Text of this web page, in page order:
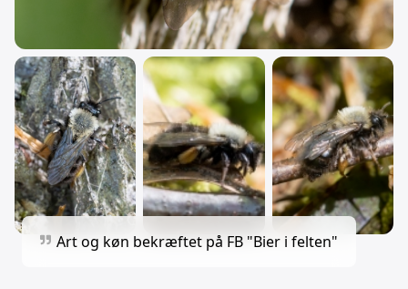
Art og køn bekræftet på FB "Bier i felten"